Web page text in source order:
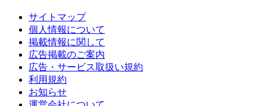
サイトマップ
個人情報について
掲載情報に関して
広告掲載のご案内
広告・サービス取扱い規約
利用規約
お知らせ